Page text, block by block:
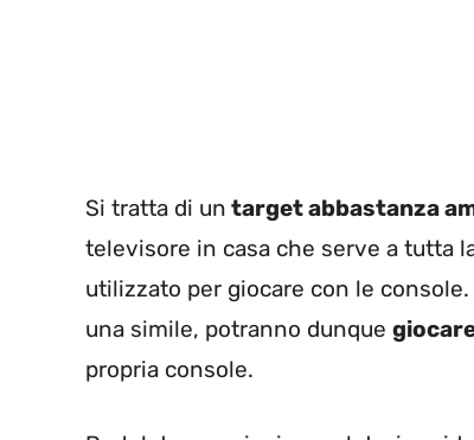
Si tratta di un target abbastanza
televisore in casa che serve a tutta
utilizzato per giocare con le
una simile, potranno dunque
propria console.